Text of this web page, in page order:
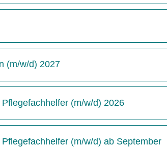
(m/w/d) 2027
(m/w/d) 2026
(m/w/d) ab September